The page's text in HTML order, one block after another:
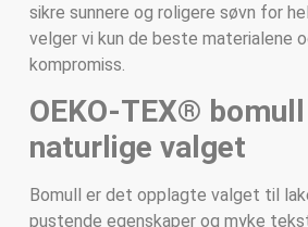
sikre sunnere og roligere søvn for
velger vi kun de beste materialene
kompromiss.
OEKO-TEX®
naturlige valget
Bomull er det opplagte valget til
pustende egenskaper og myke